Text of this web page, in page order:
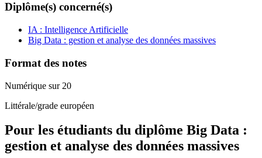
Diplôme(s) concerné(s)
IA : Intelligence Artificielle
Big Data : gestion et analyse des données massives
Format des notes
Numérique sur 20
Littérale/grade européen
Pour les étudiants du diplôme Big Data :
gestion et analyse des données massives